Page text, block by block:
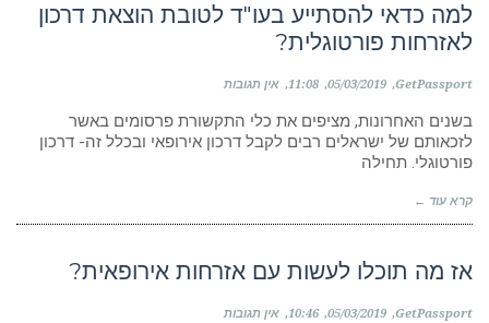
למה כדאי להסתייע בעו"ד לטובת הוצאת דרכון
לאזרחות פורטוגלית?
GetPassport
05/03/2019
11:08 אין תגובות
בשנים האחרונות, מציפים את כלי התקשורת פרסומים באשר
לזכאותם של ישראלים רבים לקבל דרכון אירופאי ובכלל זה- דרכון
פורטוגלי. תחילה
קרא עוד ←
אז מה תוכלו לעשות עם אזרחות אירופאית?
GetPassport
05/03/2019
10:46 אין תגובות